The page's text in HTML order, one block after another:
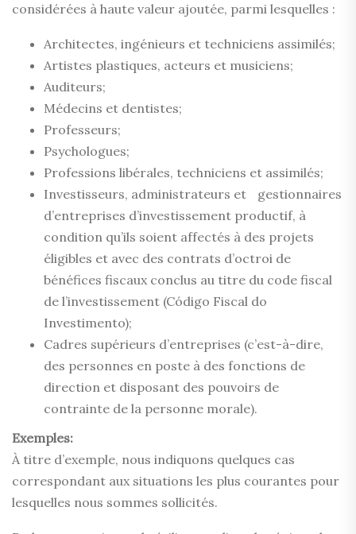
considérées à haute valeur ajoutée, parmi lesquelles :
Architectes, ingénieurs et techniciens assimilés;
Artistes plastiques, acteurs et musiciens;
Auditeurs;
Médecins et dentistes;
Professeurs;
Psychologues;
Professions libérales, techniciens et assimilés;
Investisseurs, administrateurs et gestionnaires
d’entreprises d’investissement productif, à
condition qu’ils soient affectés à des projets
éligibles et avec des contrats d’octroi de
bénéfices fiscaux conclus au titre du code fiscal
de l’investissement (Código Fiscal do
Investimento);
Cadres supérieurs d’entreprises (c’est-à-dire,
des personnes en poste à des fonctions de
direction et disposant des pouvoirs de
contrainte de la personne morale).
Exemples:
À titre d’exemple, nous indiquons quelques cas
correspondant aux situations les plus courantes pour
lesquelles nous sommes sollicités.